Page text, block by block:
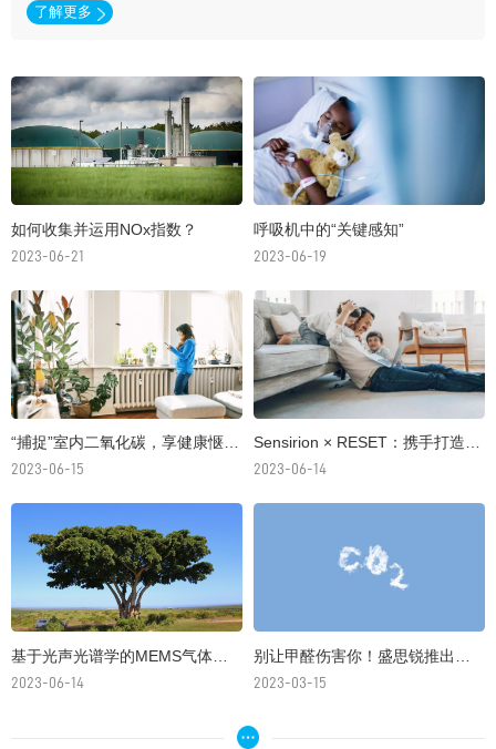
了解更多
如何收集并运用NOx指数？
2023-06-21
呼吸机中的“关键感知”
2023-06-19
“捕捉”室内二氧化碳，享健康惬意生活
2023-06-15
Sensirion × RESET：携手打造更健康可持续的建筑环
2023-06-14
2023-06-14 2023-03-15